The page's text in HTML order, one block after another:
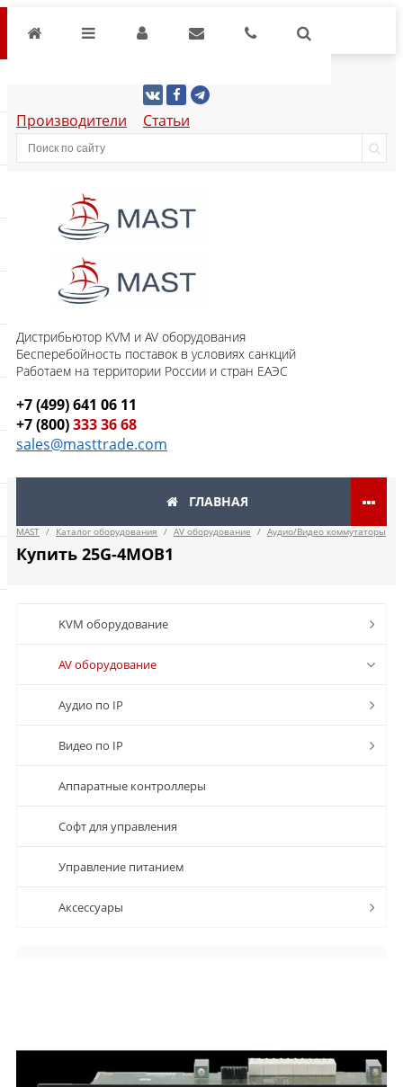
Производители Статьи
Дистрибьютор KVM и AV оборудования
Бесперебойность поставок в условиях санкций
Работаем на территории России и стран ЕАЭС
+7 (499) 641 06 11
+7 (800)333 36 68
sales@masttrade.com
ГЛАВНАЯ
MAST / Каталог оборудования / AV оборудование / Аудио/Видео коммутаторы
Купить 25G-4MOB1
KVM оборудование
AV оборудование
Аудио по IP
Видео по IP
Аппаратные контроллеры
Софт для управления
Управление питанием
Аксессуары